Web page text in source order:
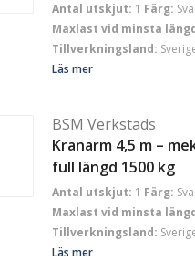
Antal utskjut: 1 Färg:
Maxlast vid minsta
Tillverkningsland:
Läs mer
BSM Verkstads
Kranarm 4,5 m –
full längd 1500 kg
Antal utskjut: 1 Färg:
Maxlast vid minsta
Tillverkningsland:
Läs mer